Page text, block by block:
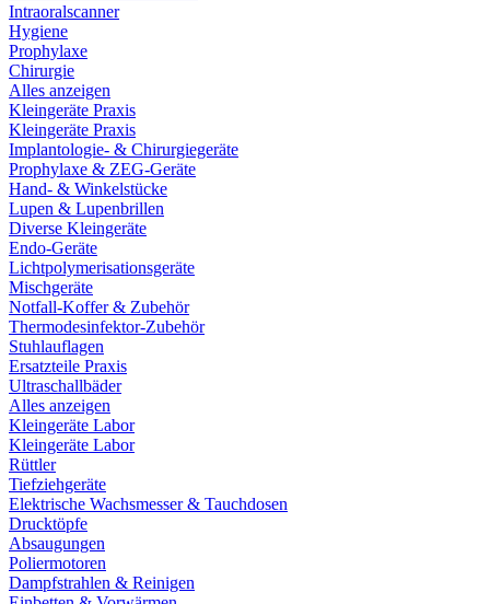
Intraoralscanner
Hygiene
Prophylaxe
Chirurgie
Alles anzeigen
Kleingeräte Praxis
Kleingeräte Praxis
Implantologie- & Chirurgiegeräte
Prophylaxe & ZEG-Geräte
Hand- & Winkelstücke
Lupen & Lupenbrillen
Diverse Kleingeräte
Endo-Geräte
Lichtpolymerisationsgeräte
Mischgeräte
Notfall-Koffer & Zubehör
Thermodesinfektor-Zubehör
Stuhlauflagen
Ersatzteile Praxis
Ultraschallbäder
Alles anzeigen
Kleingeräte Labor
Kleingeräte Labor
Rüttler
Tiefziehgeräte
Elektrische Wachsmesser & Tauchdosen
Drucktöpfe
Absaugungen
Poliermotoren
Dampfstrahlen & Reinigen